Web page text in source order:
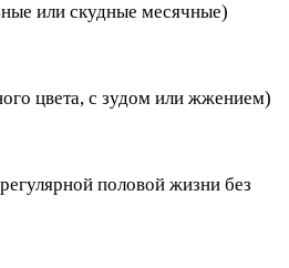
или скудные месячные)
цвета, с зудом или жжением)
половой жизни без